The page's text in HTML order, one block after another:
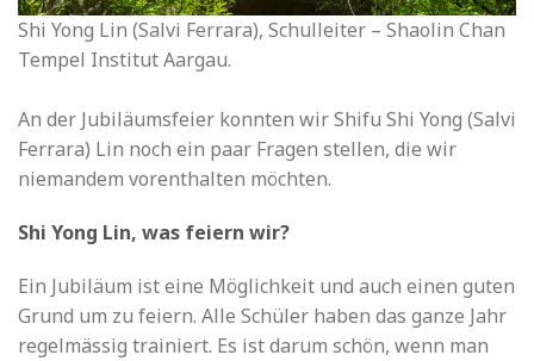
Shi Yong Lin (Salvi Ferrara), Schulleiter – Shaolin Chan
Tempel Institut Aargau.
An der Jubiläumsfeier konnten wir Shifu Shi Yong (Salvi
Ferrara) Lin noch ein paar Fragen stellen, die wir
niemandem vorenthalten möchten.
Shi Yong Lin, was feiern wir?
Ein Jubiläum ist eine Möglichkeit und auch einen guten
Grund um zu feiern. Alle Schüler haben das ganze Jahr
regelmässig trainiert. Es ist darum schön, wenn man